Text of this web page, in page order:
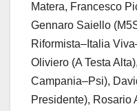
Matera, Francesco
Gennaro Saiello
Riformista–Italia
Oliviero (A Testa
Campania–Psi),
Presidente), Rosario